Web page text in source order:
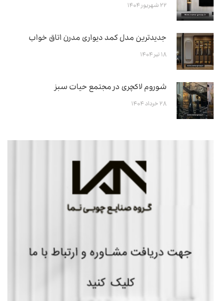
۲۲ شهریور ۱۴۰۴
جدیدترین مدل کمد دیواری مدرن اتاق خواب
۱۸ تیر ۱۴۰۴
شوروم لاکچری در مجتمع حیات سبز
۲۸ خرداد ۱۴۰۴